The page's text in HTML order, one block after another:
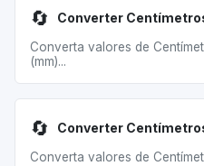
🔄 Converter
Converta valores de
(mm)...
🔄 Converter
Converta valores de